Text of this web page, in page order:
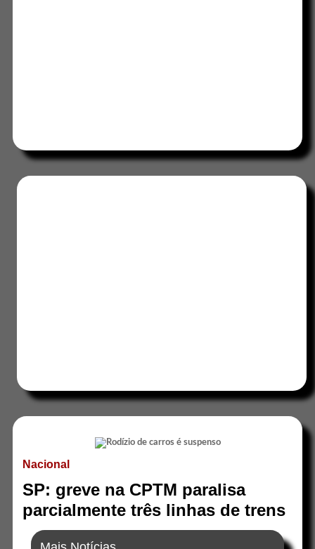
Nacional
SP: greve na CPTM paralisa
parcialmente três linhas de trens